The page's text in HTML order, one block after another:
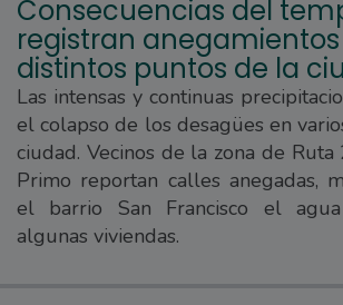
Consecuencias del
registran
distintos puntos de la
Las intensas y continuas
el colapso de los desagües en
ciudad. Vecinos de la zona de
Primo reportan calles anegadas,
el barrio San Francisco el
algunas viviendas.